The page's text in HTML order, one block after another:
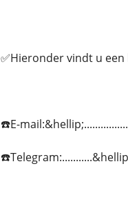
✅Hieronder vindt u
☎️E-